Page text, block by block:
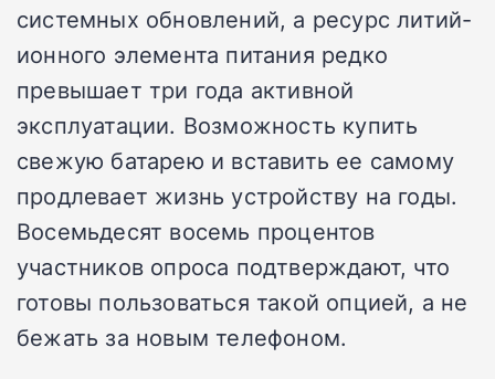
системных обновлений, а ресурс литий-
ионного элемента питания редко
превышает три года активной
эксплуатации. Возможность купить
свежую батарею и вставить ее самому
продлевает жизнь устройству на годы.
Восемьдесят восемь процентов
участников опроса подтверждают, что
готовы пользоваться такой опцией, а не
бежать за новым телефоном.